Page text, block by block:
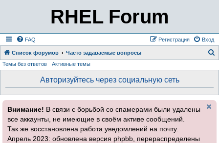
RHEL Forum
FAQ Вход
Регистрация
Список форумов Часто задаваемые вопросы
Темы без ответов Активные темы
Авторизуйтесь через социальную сеть
Внимание! В связи с борьбой со спамерами были удалены
все аккаунты, не имеющие в своём активе сообщений.
Так же восстановлена работа уведомлений на почту.
Апрель 2023: обновлена версия phpbb, перераспределены